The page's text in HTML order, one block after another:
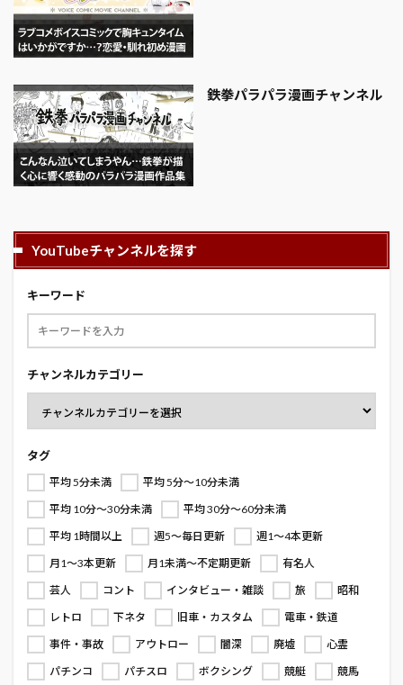
鉄拳パラパラ漫画チャンネル
YouTubeチャンネルを探す
キーワード
チャンネルカテゴリー
タグ
平均 5分未満
平均 5分～10分未満
平均 10分～30分未満
平均 30分～60分未満
平均 1時間以上
週5～毎日更新
週1～4本更新
月1～3本更新
月1未満～不定期更新
有名人
芸人
コント インタビュー・雑談 旅
昭和
レトロ
下ネタ 旧車・カスタム
電車・鉄道
事件・事故
アウトロー 闇深 廃墟
心霊
パチンコ
パチスロ ボクシング 競艇 競馬